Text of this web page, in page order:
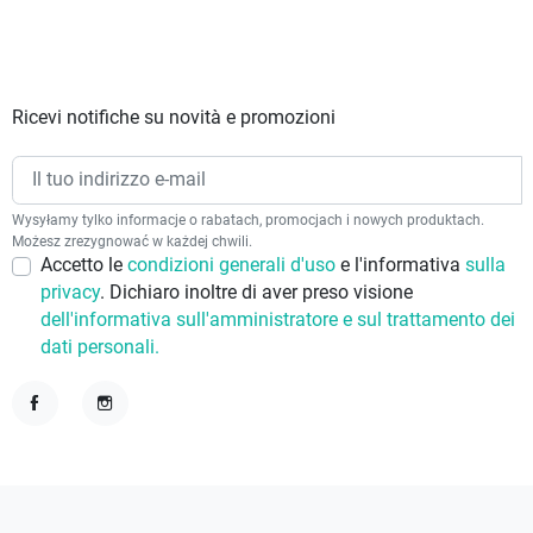
Ricevi notifiche su novità e promozioni
Wysyłamy tylko informacje o rabatach, promocjach i nowych produktach.
Możesz zrezygnować w każdej chwili.
Accetto le condizioni generali d'uso e l'informativa sulla
privacy. Dichiaro inoltre di aver preso visione
dell'informativa sull'amministratore e sul trattamento dei
dati personali.